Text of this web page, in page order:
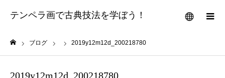
テンペラ画で古典技法を学ぼう！ メニュー
ブログ 2019y12m12d_200218780
2019y12m12d_200218780